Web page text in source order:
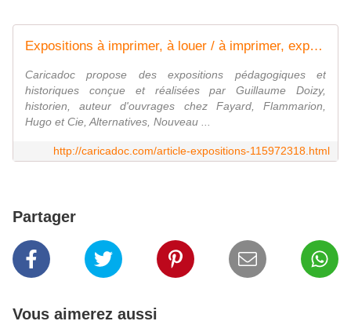
Expositions à imprimer, à louer / à imprimer, expositions itinérantes à louer, expositions pédagogiques et historiques - c a r i c a d o c
Caricadoc propose des expositions pédagogiques et
historiques conçue et réalisées par Guillaume Doizy,
historien, auteur d'ouvrages chez Fayard, Flammarion,
Hugo et Cie, Alternatives, Nouveau ...
http://caricadoc.com/article-expositions-115972318.html
Partager
Vous aimerez aussi